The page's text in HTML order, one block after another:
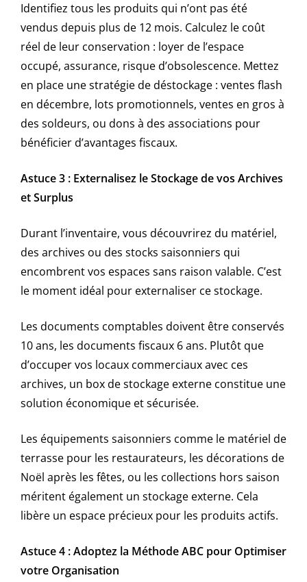
Identifiez tous les produits qui n’ont pas été
vendus depuis plus de 12 mois. Calculez le coût
réel de leur conservation : loyer de l’espace
occupé, assurance, risque d’obsolescence. Mettez
en place une stratégie de déstockage : ventes flash
en décembre, lots promotionnels, ventes en gros à
des soldeurs, ou dons à des associations pour
bénéficier d’avantages fiscaux.
Astuce 3 : Externalisez le Stockage de vos Archives
et Surplus
Durant l’inventaire, vous découvrirez du matériel,
des archives ou des stocks saisonniers qui
encombrent vos espaces sans raison valable. C’est
le moment idéal pour externaliser ce stockage.
Les documents comptables doivent être conservés
10 ans, les documents fiscaux 6 ans. Plutôt que
d’occuper vos locaux commerciaux avec ces
archives, un box de stockage externe constitue une
solution économique et sécurisée.
Les équipements saisonniers comme le matériel de
terrasse pour les restaurateurs, les décorations de
Noël après les fêtes, ou les collections hors saison
méritent également un stockage externe. Cela
libère un espace précieux pour les produits actifs.
Astuce 4 : Adoptez la Méthode ABC pour Optimiser
votre Organisation